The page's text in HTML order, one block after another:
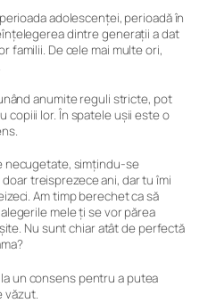
adolescenței, perioadă în
dintre generații a dat
familii. De cele mai multe ori,
anumite reguli stricte, pot
copiii lor. În spatele ușii este o
necugetate, simțindu-se
doar treisprezece ani, dar tu îmi
Am timp berechet ca să
mele ți se vor părea
Nu sunt chiar atât de perfectă
un consens pentru a putea
văzut.